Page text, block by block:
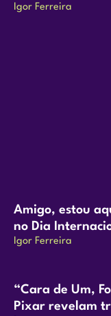
Igor Ferreira
Amigo, estou
no Dia
Igor Ferreira
“Cara de Um,
Pixar revelam